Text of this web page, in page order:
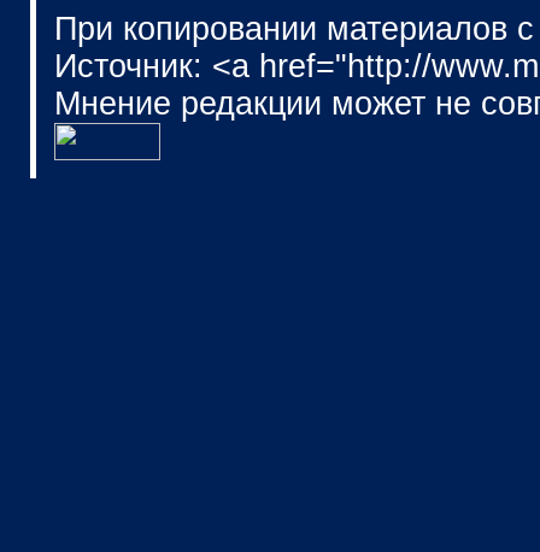
При копировании материалов
Источник: <a href="http://
Мнение редакции может не